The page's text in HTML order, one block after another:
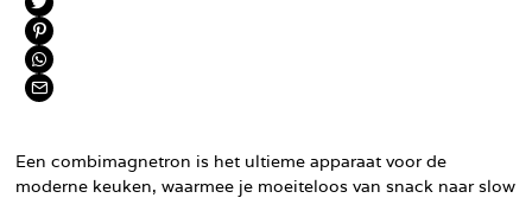
Een combimagnetron is het ultieme apparaat voor de
moderne keuken, waarmee je moeiteloos van snack naar slow